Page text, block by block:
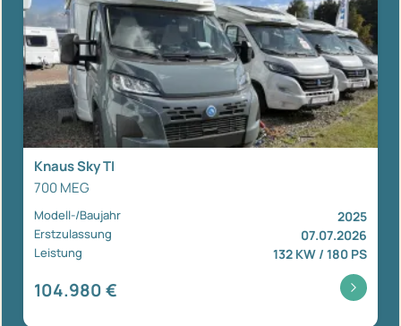
Knaus Sky TI
700 MEG
Modell-/Baujahr 2025
Erstzulassung 07.07.2026
Leistung 132 KW / 180 PS
104.980 €